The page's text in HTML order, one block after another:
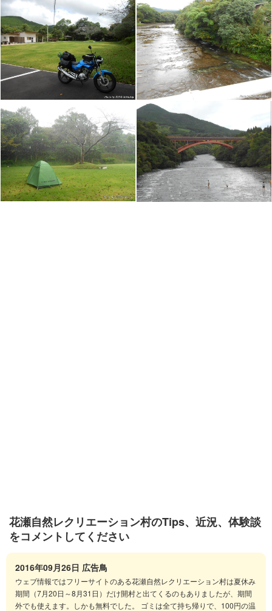
花瀬自然レクリエーション村のTips、近況、体験談
をコメントしてください
2016年09月26日 広告鳥
ウェブ情報ではフリーサイトのある花瀬自然レクリエーション村は夏休み
期間（7月20日～8月31日）だけ開村と出てくるのもありましたが、期間
外でも使えます。しかも無料でした。 ゴミは全て持ち帰りで、100円の温